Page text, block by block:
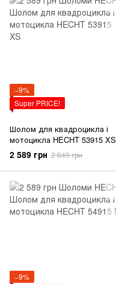
−9%
Super PRICE!
Шолом для квадроцикла і
мотоцикла HECHT 53915 XS
2 589 грн 2 849 грн
−9%